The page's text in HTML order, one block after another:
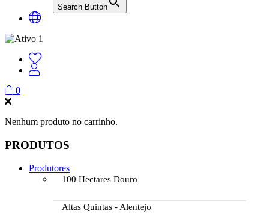
Search Button
0
Nenhum produto no carrinho.
PRODUTOS
Produtores
100 Hectares Douro
Altas Quintas - Alentejo